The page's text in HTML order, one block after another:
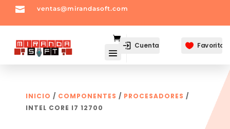
 ventas@mirandasoft.com
Cuenta  Favoritos
INICIO / COMPONENTES / PROCESADORES /
INTEL CORE I7 12700